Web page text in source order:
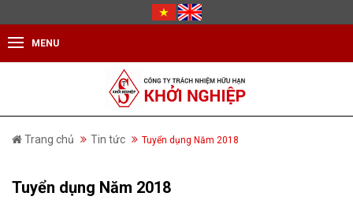
MENU
Trang chủ Tin tức Tuyển dụng Năm 2018
Tuyển dụng Năm 2018